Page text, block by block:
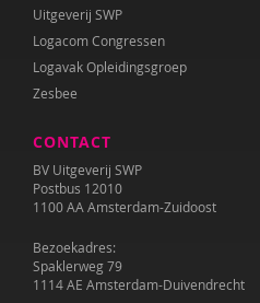
Uitgeverij SWP
Logacom Congressen
Logavak Opleidingsgroep
Zesbee
CONTACT
BV Uitgeverij SWP
Postbus 12010
1100 AA Amsterdam-Zuidoost
Bezoekadres:
Spaklerweg 79
1114 AE Amsterdam-Duivendrecht